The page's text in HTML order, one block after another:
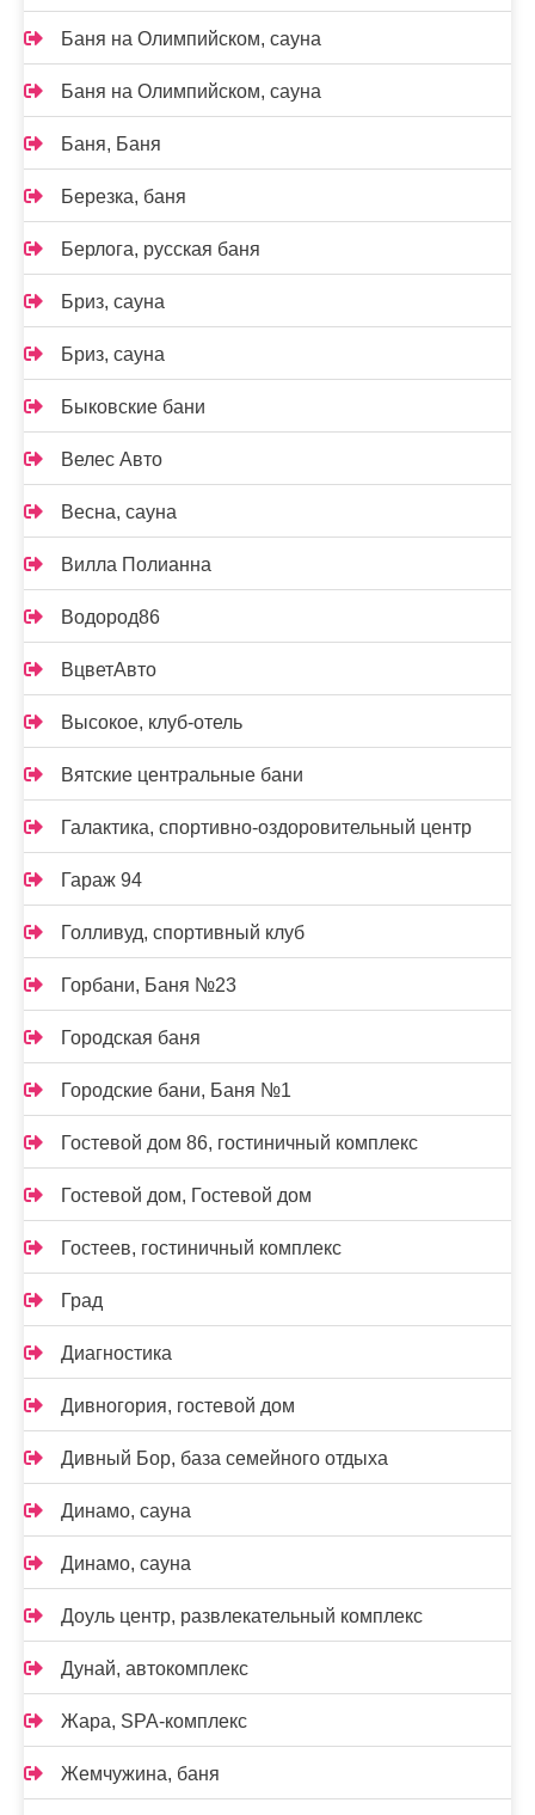
Баня на Олимпийском, сауна
Баня на Олимпийском, сауна
Баня, Баня
Березка, баня
Берлога, русская баня
Бриз, сауна
Бриз, сауна
Быковские бани
Велес Авто
Весна, сауна
Вилла Полианна
Водород86
ВцветАвто
Высокое, клуб-отель
Вятские центральные бани
Галактика, спортивно-оздоровительный центр
Гараж 94
Голливуд, спортивный клуб
Горбани, Баня №23
Городская баня
Городские бани, Баня №1
Гостевой дом 86, гостиничный комплекс
Гостевой дом, Гостевой дом
Гостеев, гостиничный комплекс
Град
Диагностика
Дивногория, гостевой дом
Дивный Бор, база семейного отдыха
Динамо, сауна
Динамо, сауна
Доуль центр, развлекательный комплекс
Дунай, автокомплекс
Жара, SPA-комплекс
Жемчужина, баня